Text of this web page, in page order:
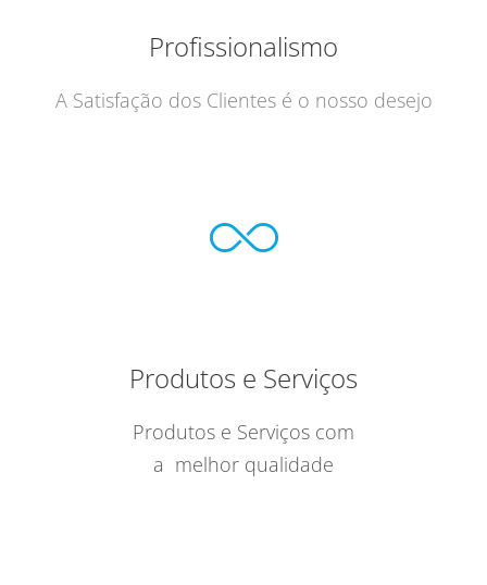
Profissionalismo
A Satisfação dos Clientes é o nosso desejo
Produtos e Serviços
Produtos e Serviços com
a melhor qualidade